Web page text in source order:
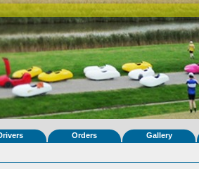
Orders Gallery